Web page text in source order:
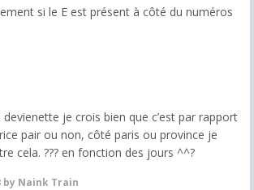
si le E est présent à côté du numéros
je crois bien que c’est par rapport
pair ou non, côté paris ou province je
cela. ??? en fonction des jours ^^?
by Naink Train